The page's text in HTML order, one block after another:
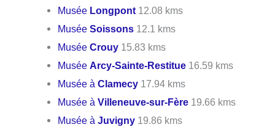
Musée Longpont 12.08 kms
MuséeSoissons 12.1 kms
MuséeCrouy 15.83 kms
MuséeArcy-Sainte-Restitue 16.59 kms
Musée àClamecy 17.94 kms
Musée àVilleneuve-sur-Fère 19.66 kms
Musée àJuvigny 19.86 kms